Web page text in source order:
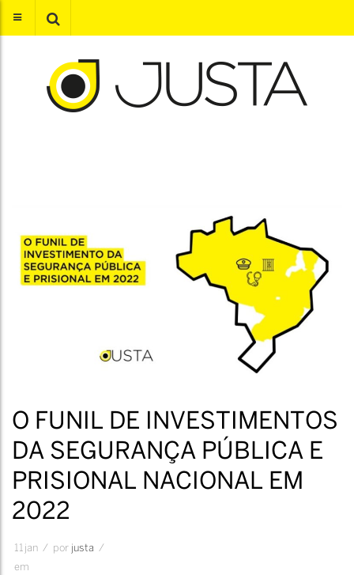
O FUNIL DE INVESTIMENTOS
DA SEGURANÇA PÚBLICA E
PRISIONAL NACIONAL EM
2022
11 jan / por Justa /
em